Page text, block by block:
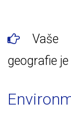
Vaše
geografie je